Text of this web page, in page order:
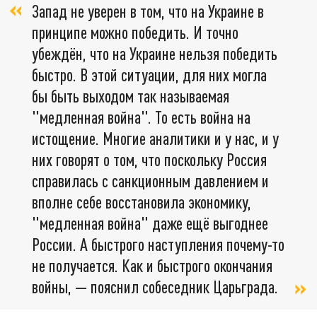
Запад не уверен в том, что на Украине в
принципе можно победить. И точно
убеждён, что на Украине нельзя победить
быстро. В этой ситуации, для них могла
бы быть выходом так называемая
"медленная война". То есть война на
истощение. Многие аналитики и у нас, и у
них говорят о том, что поскольку Россия
справилась с санкционным давлением и
вполне себе восстановила экономику,
"медленная война" даже ещё выгоднее
России. А быстрого наступления почему-то
не получается. Как и быстрого окончания
войны, — пояснил собеседник Царьграда.